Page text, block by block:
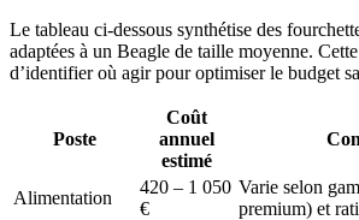
Le tableau ci‑dessous synthétise des
adaptées à un Beagle de taille moyenne.
d’identifier où agir pour optimiser le budget
Poste
Coût
annuel
estimé
Alimentation
420 – 1 050
€
Varie selon
premium) et